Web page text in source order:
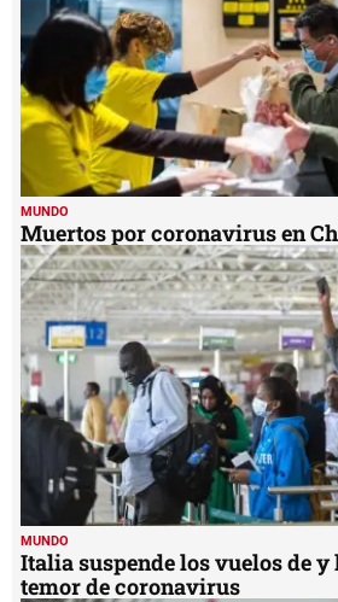
MUNDO
Muertos por coronavirus en
MUNDO
Italia suspende los vuelos de
temor de coronavirus